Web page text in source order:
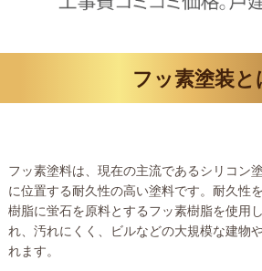
フッ素塗装と
フッ素塗料は、現在の主流であるシリコン
に位置する耐久性の高い塗料です。耐久性
樹脂に蛍石を原料とするフッ素樹脂を使用
れ、汚れにくく、ビルなどの大規模な建物
れます。